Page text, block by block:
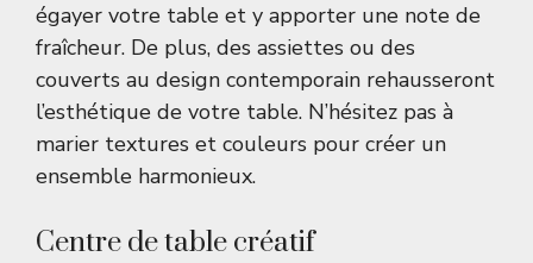
égayer votre table et y apporter une note de
fraîcheur. De plus, des assiettes ou des
couverts au design contemporain rehausseront
l’esthétique de votre table. N’hésitez pas à
marier textures et couleurs pour créer un
ensemble harmonieux.
Centre de table créatif